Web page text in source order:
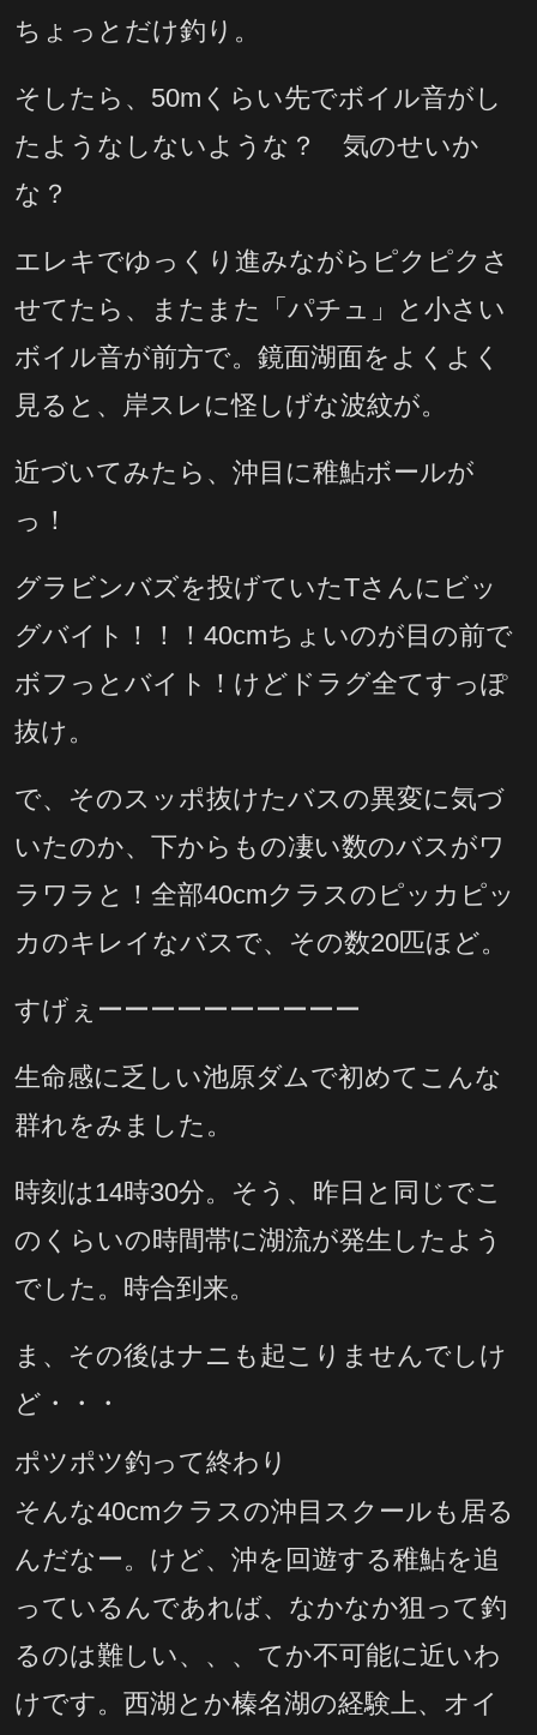
ちょっとだけ釣り。
そしたら、50mくらい先でボイル音がし
たようなしないような？ 気のせいか
な？
エレキでゆっくり進みながらピクピクさ
せてたら、またまた「パチュ」と小さい
ボイル音が前方で。鏡面湖面をよくよく
見ると、岸スレに怪しげな波紋が。
近づいてみたら、沖目に稚鮎ボールが
っ！
グラビンバズを投げていたTさんにビッ
グバイト！！！40cmちょいのが目の前で
ボフっとバイト！けどドラグ全てすっぽ
抜け。
で、そのスッポ抜けたバスの異変に気づ
いたのか、下からもの凄い数のバスがワ
ラワラと！全部40cmクラスのピッカピッ
カのキレイなバスで、その数20匹ほど。
すげぇーーーーーーーーーー
生命感に乏しい池原ダムで初めてこんな
群れをみました。
時刻は14時30分。そう、昨日と同じでこ
のくらいの時間帯に湖流が発生したよう
でした。時合到来。
ま、その後はナニも起こりませんでしけ
ど・・・
ポツポツ釣って終わり
そんな40cmクラスの沖目スクールも居る
んだなー。けど、沖を回遊する稚鮎を追
っているんであれば、なかなか狙って釣
るのは難しい、、、てか不可能に近いわ
けです。西湖とか榛名湖の経験上、オイ